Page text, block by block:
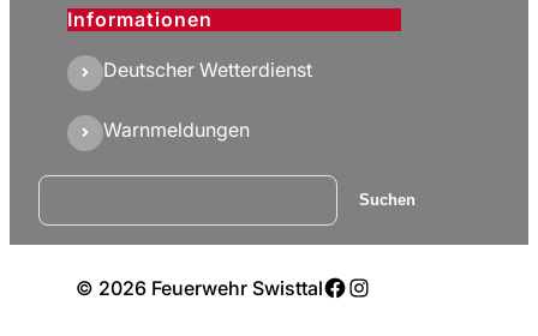
Informationen
Deutscher Wetterdienst
Warnmeldungen
Suchen Suchen
© 2026 Feuerwehr SwisttalFacebook
Instagram